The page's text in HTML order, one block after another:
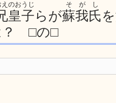
皇子
のおうじ
らが蘇我氏
そがし
？ □の□